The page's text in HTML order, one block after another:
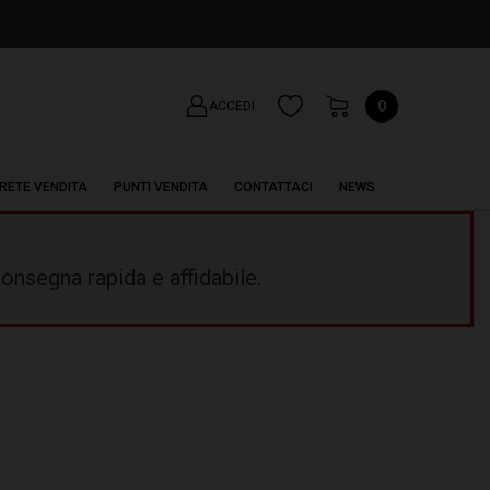
ACCEDI 0
RETE VENDITA PUNTI VENDITA CONTATTACI NEWS
rapida e affidabile.